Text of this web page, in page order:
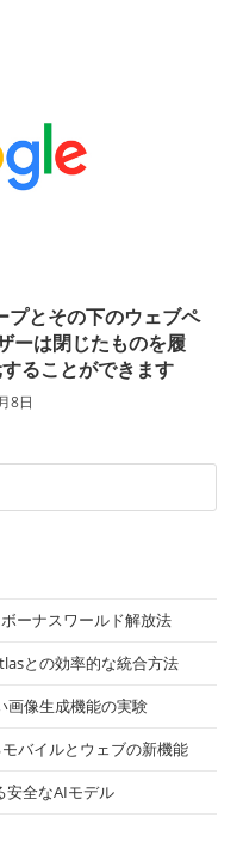
とその下のウェブペ
ーは閉じたものを履
ることができます
8日
ーナスワールド解放法
との効率的な統合方法
画像生成機能の実験
バイルとウェブの新機能
安全なAIモデル